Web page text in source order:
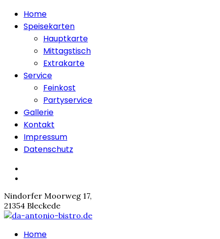
Home
Speisekarten
Hauptkarte
Mittagstisch
Extrakarte
Service
Feinkost
Partyservice
Gallerie
Kontakt
Impressum
Datenschutz
Nindorfer Moorweg 17,
21354 Bleckede
Home